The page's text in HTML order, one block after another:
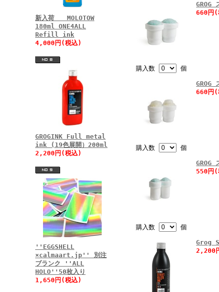
新入荷 MOLOTOW
180ml ONE4ALL
Refill ink
4,000円(税込)
GROGINK Full metal
ink (19色展開）200ml
2,200円(税込)
''EGGSHELL
×calmaart.jp'' 別注
ブランク ''ALL
HOLO''50枚入り
1,650円(税込)
購入数 個
660円
購入数 個
660円
購入数 個
550円
Grog
2,200